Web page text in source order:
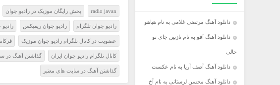
دانلود آهنگ مرتضی غلامی به نام هیاهو
دانلود آهنگ آفو به نام نازنین جای تو
خالی
دانلود آهنگ آصف آریا به نام عکست
دانلود آهنگ محسن لرستانی به نام آخ
radio javan پخش رايگان موزيک در راديو جوان
راديو جوان تلگرام راديو جوان ريميکس
عضويت در کانال تلگرام راديو جوان موزيک
کانال تلگرام راديو جوان ايران گذاشتن آهنگ در
گذاشتن آهنگ در سايت هاي معتبر